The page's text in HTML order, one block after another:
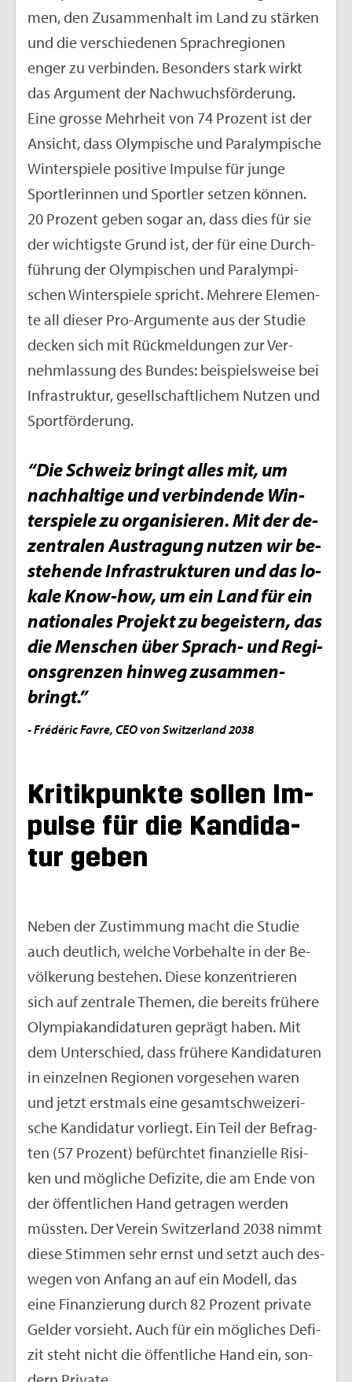
men, den Zu­sam­men­halt im Land zu stär­ken
und die ver­schie­de­nen Sprach­re­gio­nen
enger zu ver­bin­den. Be­son­ders stark wirkt
das Ar­gu­ment der Nach­wuchs­för­de­rung.
Eine gros­se Mehr­heit von 74 Pro­zent ist der
An­sicht, dass Olym­pi­sche und Pa­ralym­pi­sche
Win­ter­spie­le po­si­ti­ve Im­pul­se für junge
Sport­le­rin­nen und Sport­ler set­zen kön­nen.
20 Pro­zent geben sogar an, dass dies für sie
der wich­tigs­te Grund ist, der für eine Durch­
füh­rung der Olym­pi­schen und Pa­ralym­pi­
schen Win­ter­spie­le spricht. Meh­re­re Ele­men­
te all die­ser Pro-Ar­gu­men­te aus der Stu­die
de­cken sich mit Rück­mel­dun­gen zur Ver­
nehm­las­sung des Bun­des: bei­spiels­wei­se bei
In­fra­struk­tur, ge­sell­schaft­li­chem Nut­zen und
Sport­för­de­rung.
“Die Schweiz bringt alles mit, um
nach­hal­ti­ge und ver­bin­den­de Win­
ter­spie­le zu or­ga­ni­sie­ren. Mit der de­
zen­tra­len Aus­tra­gung nut­zen wir be­
stehen­de In­fra­struk­tu­ren und das lo­
ka­le Know-how, um ein Land für ein
na­tio­na­les Pro­jekt zu be­geis­tern, das
die Men­schen über Sprach- und Re­gi­
ons­gren­zen hin­weg zu­sam­men­
bringt.”
- Frédé­ric Favre, CEO von Swit­zer­land 2038
Kri­tik­punk­te sol­len Im­
pul­se für die Kan­di­da­
tur geben
Neben der Zu­stim­mung macht die Stu­die
auch deut­lich, wel­che Vor­be­hal­te in der Be­
völ­ke­rung be­stehen. Diese kon­zen­trie­ren
sich auf zen­tra­le The­men, die be­reits frü­he­re
Olym­pia­kan­di­da­tu­ren ge­prägt haben. Mit
dem Un­ter­schied, dass frü­he­re Kan­di­da­tu­ren
in ein­zel­nen Re­gio­nen vor­ge­se­hen waren
und jetzt erst­mals eine ge­samt­schwei­ze­ri­
sche Kan­di­da­tur vor­liegt. Ein Teil der Be­frag­
ten (57 Pro­zent) be­fürch­tet fi­nan­zi­el­le Ri­si­
ken und mög­li­che De­fi­zi­te, die am Ende von
der öf­fent­li­chen Hand ge­tra­gen wer­den
müss­ten. Der Ver­ein Swit­zer­land 2038 nimmt
diese Stim­men sehr ernst und setzt auch des­
we­gen von An­fang an auf ein Mo­dell, das
eine Fi­nan­zie­rung durch 82 Pro­zent pri­va­te
Gel­der vor­sieht. Auch für ein mög­li­ches De­fi­
zit steht nicht die öf­fent­li­che Hand ein, son­